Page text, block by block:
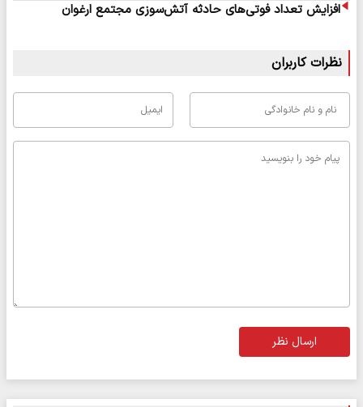
افزایش تعداد فوتی‌های حادثه آتش‌سوزی مجتمع ارغوان
نظرات کاربران
ارسال نظر